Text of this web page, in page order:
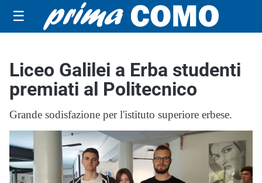
☰
Liceo Galilei a Erba studenti
premiati al Politecnico
Grande sodisfazione per l'istituto superiore erbese.